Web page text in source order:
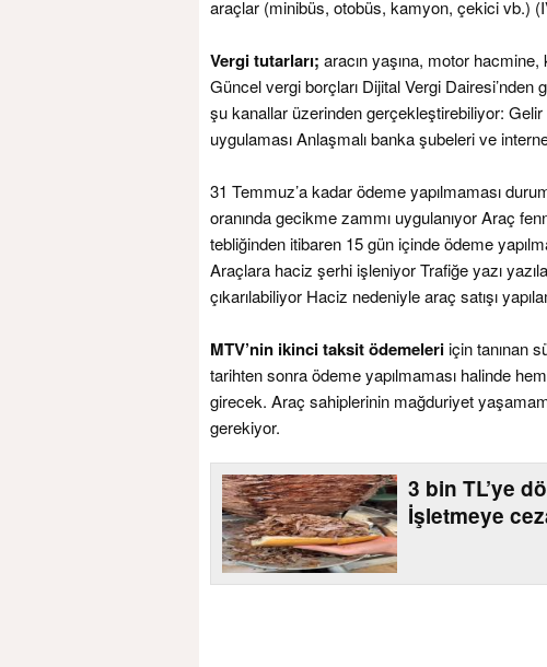
araçlar (minibüs, otobüs, kamyon, çekici vb.)
Vergi tutarları; aracın yaşına, motor hacmine,
Güncel vergi borçları Dijital Vergi
şu kanallar üzerinden gerçekleştirebiliyor:
uygulaması Anlaşmalı banka şubeleri ve
31 Temmuz’a kadar ödeme yapılmaması
oranında gecikme zammı uygulanıyor Araç
tebliğinden itibaren 15 gün içinde ödeme
Araçlara haciz şerhi işleniyor Trafiğe yazı
çıkarılabiliyor Haciz nedeniyle araç satışı
MTV’nin ikinci taksit ödemeleriiçin tanınan
tarihten sonra ödeme yapılmaması halinde
girecek. Araç sahiplerinin mağduriyet
gerekiyor.
3 bin TL’ye
İşletmeye